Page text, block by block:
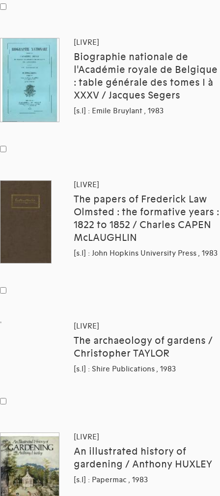
[LIVRE]
Biographie nationale de
l'Académie royale de Belgique
: table générale des tomes I à
XXXV / Jacques Segers
[s.l] : Emile Bruylant , 1983
[LIVRE]
The papers of Frederick Law
Olmsted : the formative years :
1822 to 1852 / Charles CAPEN
McLAUGHLIN
[s.l] : John Hopkins University Press , 1983
[LIVRE]
The archaeology of gardens /
Christopher TAYLOR
[s.l] : Shire Publications , 1983
[LIVRE]
An illustrated history of
gardening / Anthony HUXLEY
[s.l] : Papermac , 1983